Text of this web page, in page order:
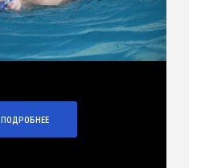
ПОДРОБНЕЕ